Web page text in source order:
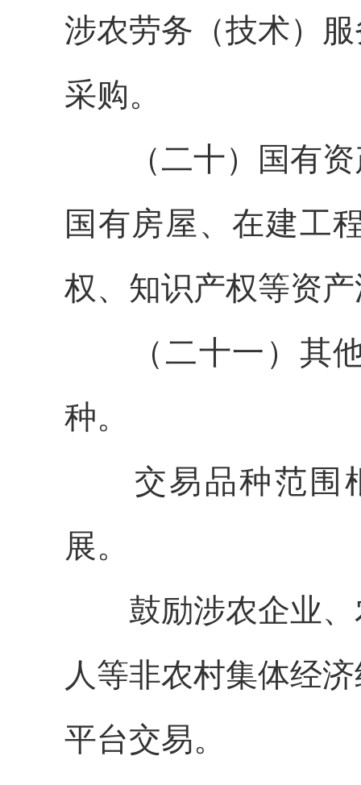
涉农劳务（技术）
采购。
（二十）国有
国有房屋、在建工
权、 知识产权等资
（ 二十一 ）其
种。
交易品种范围
展。
鼓励涉农企业
人等非农村集体经
平台交易。